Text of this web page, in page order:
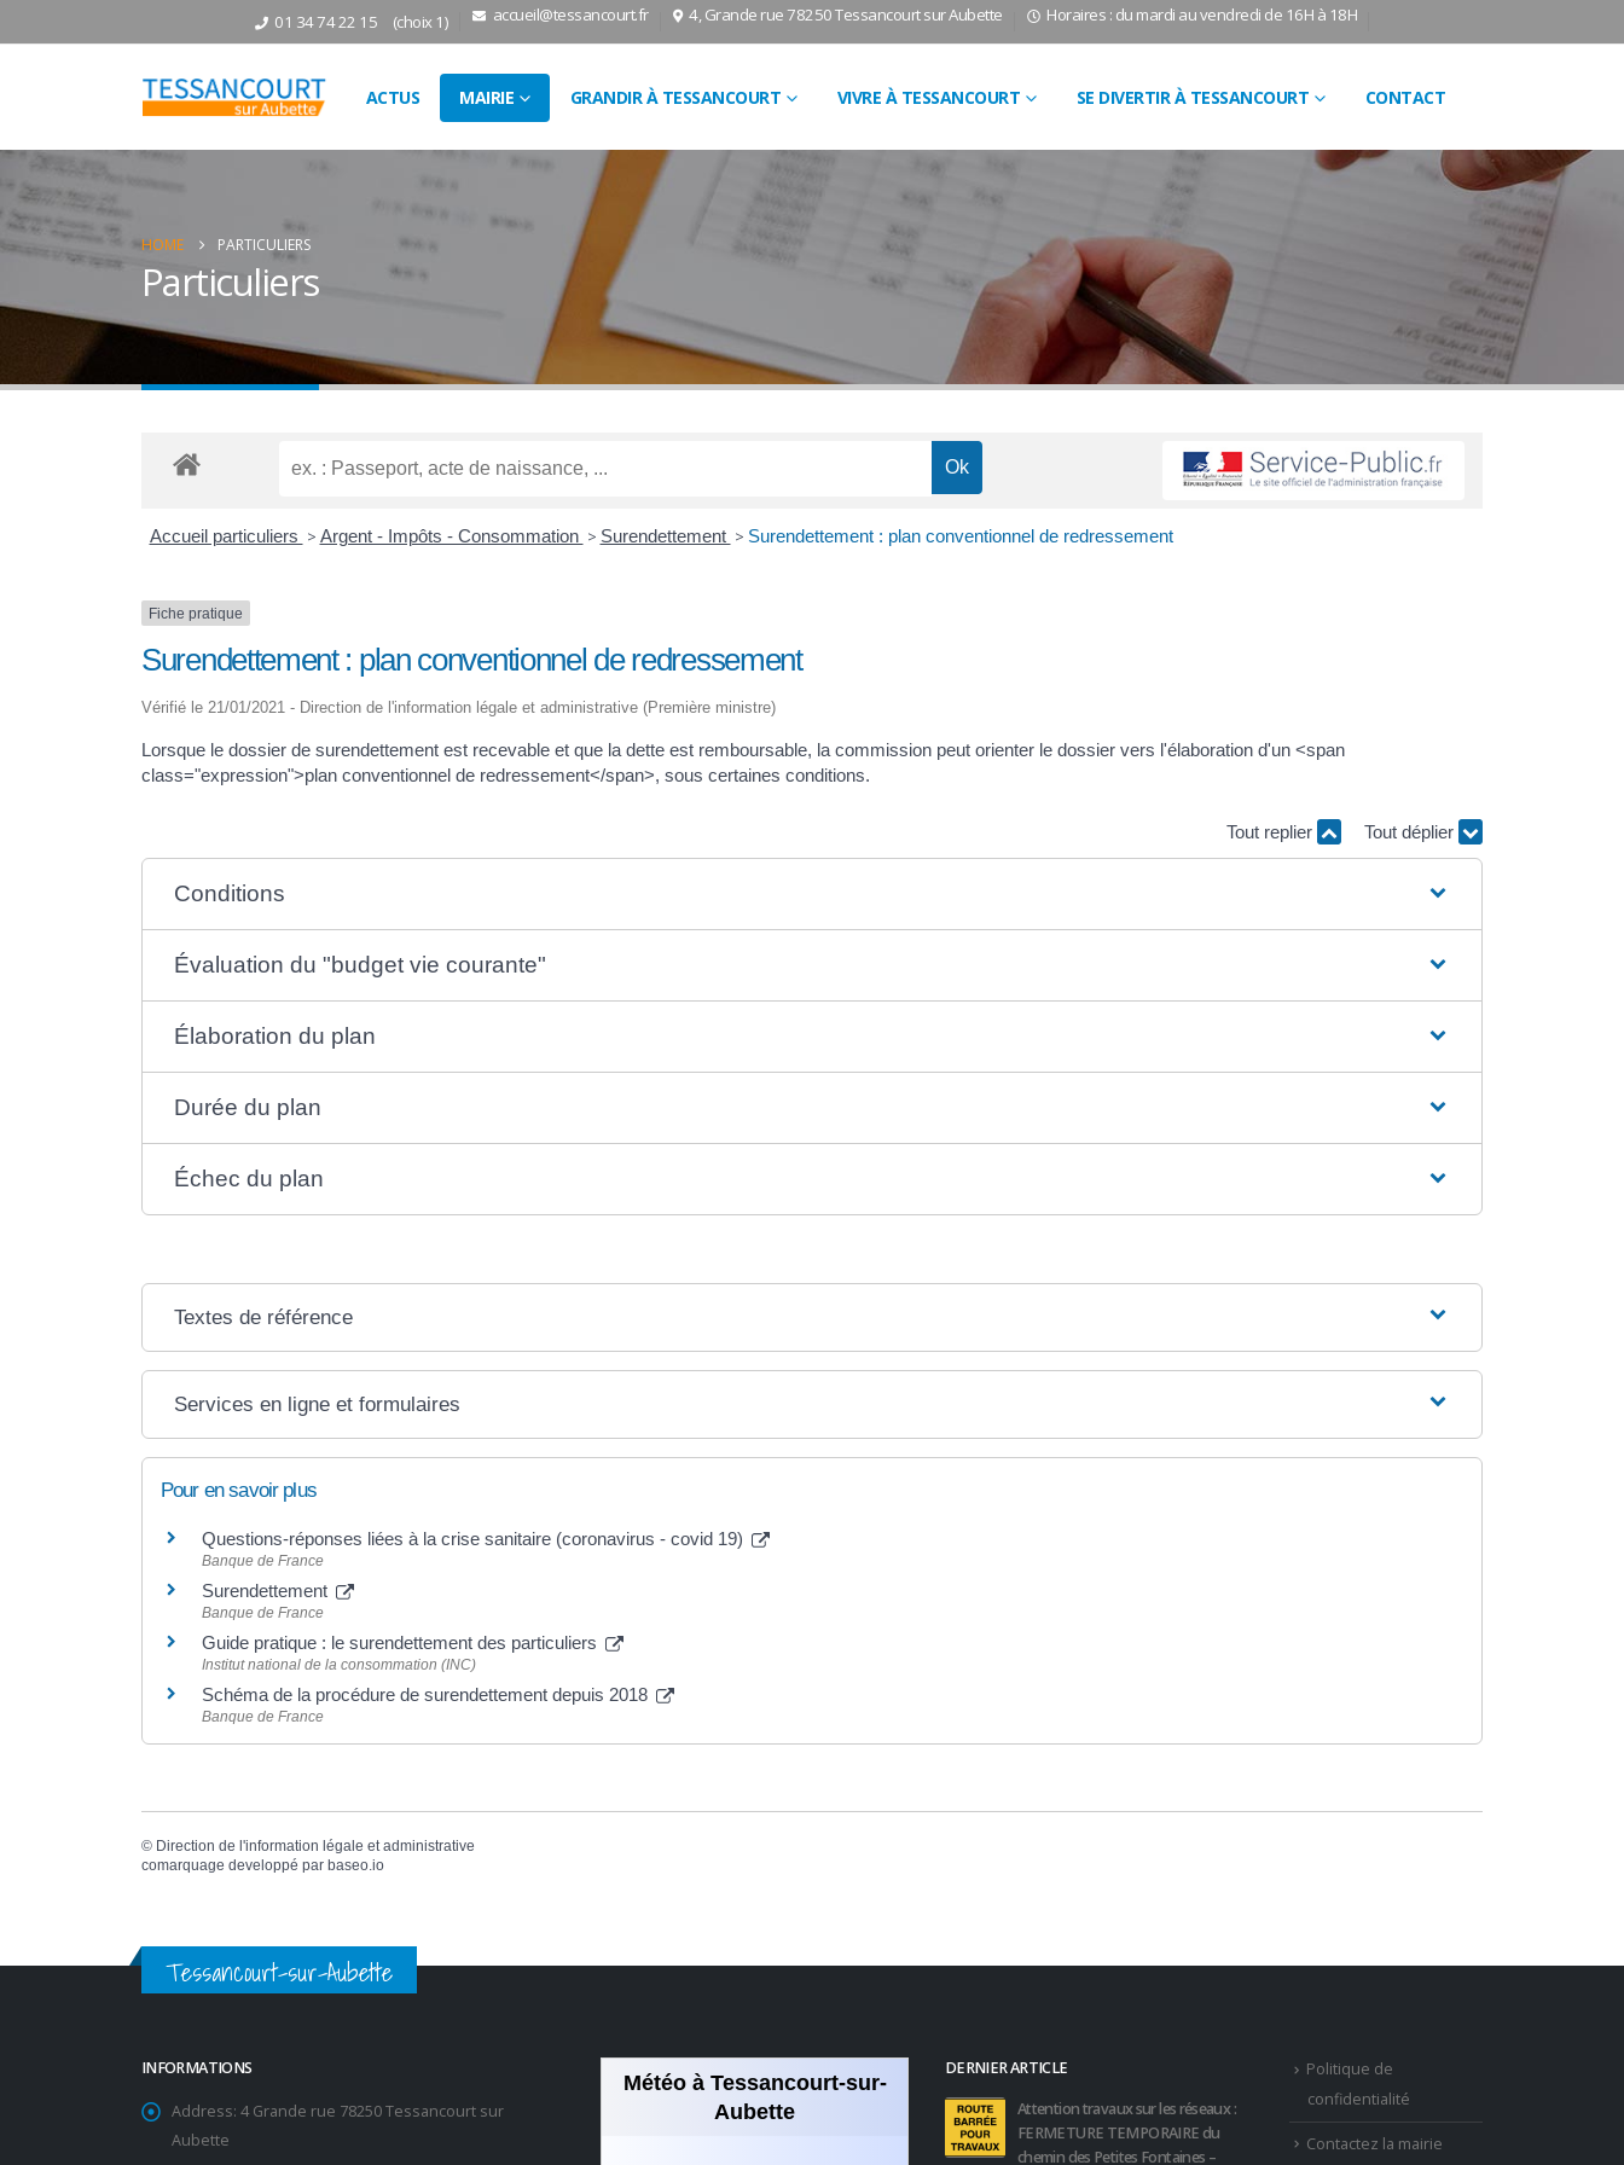
01 34 74 22 15 (choix 1) accueil@tessancourt.fr 4, Grande rue 78250 Tessancourt sur Aubette Horaires : du mardi au vendredi de 16H à 18H
ACTUS MAIRIE GRANDIR À TESSANCOURT VIVRE À TESSANCOURT SE DIVERTIR À TESSANCOURT CONTACT
HOME PARTICULIERS
Particuliers
Accueil particuliers > Argent - Impôts - Consommation > Surendettement > Surendettement : plan conventionnel de redressement
Fiche pratique
Surendettement : plan conventionnel de redressement
Vérifié le 21/01/2021 - Direction de l'information légale et administrative (Première ministre)
Lorsque le dossier de surendettement est recevable et que la dette est remboursable, la commission peut orienter le dossier vers l'élaboration d'un <span
class="expression">plan conventionnel de redressement</span>, sous certaines conditions.
Tout replier Tout déplier
Conditions
Évaluation du "budget vie courante"
Élaboration du plan
Durée du plan
Échec du plan
Textes de référence
Services en ligne et formulaires
Pour en savoir plus
Questions-réponses liées à la crise sanitaire (coronavirus - covid 19)
Banque de France
Surendettement
Banque de France
Guide pratique : le surendettement des particuliers
Institut national de la consommation (INC)
Schéma de la procédure de surendettement depuis 2018
Banque de France
© Direction de l'information légale et administrative
comarquage developpé par baseo.io
Tessancourt-sur-Aubette
INFORMATIONS
Address: 4 Grande rue 78250 Tessancourt sur
Aubette
Météo à Tessancourt-sur-
Aubette
DERNIER ARTICLE
Attention travaux sur les réseaux :
FERMETURE TEMPORAIRE du
chemin des Petites Fontaines –
Politique de
confidentialité
Contactez la mairie